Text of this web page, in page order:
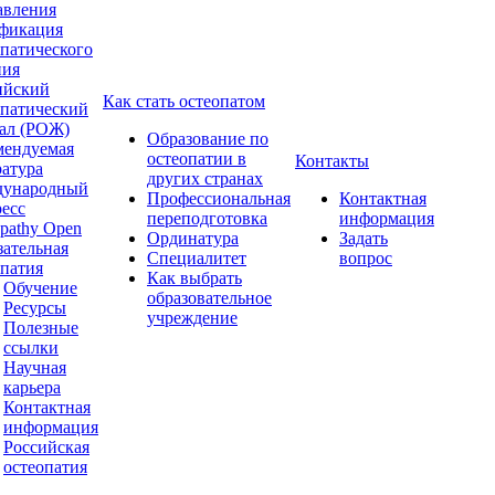
(РОЖ)
Open
Обучение
Ресурсы
Полезные
ссылки
Научная
карьера
Контактная
информация
Российская
остеопатия
Как стать остеопатом
Образование по
остеопатии в
других странах
Профессиональная
переподготовка
Ординатура
Специалитет
Как выбрать
образовательное
учреждение
Контакты
Контактная
информация
Задать
вопрос